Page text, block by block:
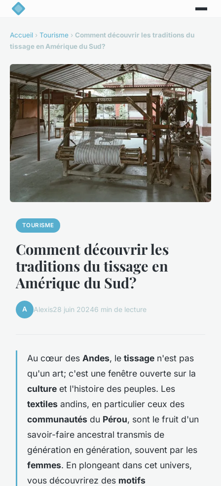
Accueil › Tourisme › Comment découvrir les traditions du
tissage en Amérique du Sud?
TOURISME
Comment découvrir les
traditions du tissage en
Amérique du Sud?
A Alexis28 juin 20246 min de lecture
Au cœur des Andes, le tissage n'est pas
qu'un art; c'est une fenêtre ouverte sur la
culture et l'histoire des peuples. Les
textiles andins, en particulier ceux des
communautés du Pérou, sont le fruit d'un
savoir-faire ancestral transmis de
génération en génération, souvent par les
femmes. En plongeant dans cet univers,
vous découvrirez des motifs